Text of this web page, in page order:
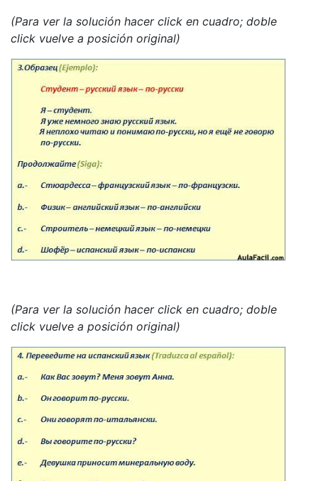
(Para ver la solución hacer click en cuadro; doble
click vuelve a posición original)
(Para ver la solución hacer click en cuadro; doble
click vuelve a posición original)